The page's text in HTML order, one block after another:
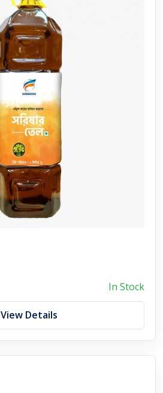
In Stock
View Details